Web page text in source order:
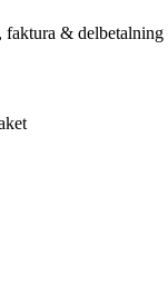
faktura & delbetalning